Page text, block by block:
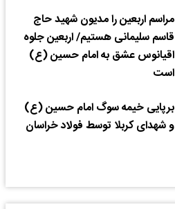
مراسم اربعین را مدیون شهید حاج
قاسم سلیمانی هستیم/ اربعین جلوه
اقیانوس عشق به امام حسین (ع)
است
برپایی خیمه سوگ امام حسین (ع)
و شهدای کربلا توسط فولاد خراسان